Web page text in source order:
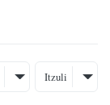
Itzuli